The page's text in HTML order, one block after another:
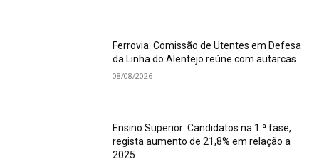
Ferrovia: Comissão de Utentes em Defesa
da Linha do Alentejo reúne com autarcas.
08/08/2026
Ensino Superior: Candidatos na 1.ª fase,
regista aumento de 21,8% em relação a
2025.